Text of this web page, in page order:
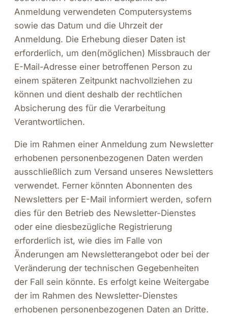
Anmeldung verwendeten Computersystems
sowie das Datum und die Uhrzeit der
Anmeldung. Die Erhebung dieser Daten ist
erforderlich, um den(möglichen) Missbrauch der
E-Mail-Adresse einer betroffenen Person zu
einem späteren Zeitpunkt nachvollziehen zu
können und dient deshalb der rechtlichen
Absicherung des für die Verarbeitung
Verantwortlichen.
Die im Rahmen einer Anmeldung zum Newsletter
erhobenen personenbezogenen Daten werden
ausschließlich zum Versand unseres Newsletters
verwendet. Ferner könnten Abonnenten des
Newsletters per E-Mail informiert werden, sofern
dies für den Betrieb des Newsletter-Dienstes
oder eine diesbezügliche Registrierung
erforderlich ist, wie dies im Falle von
Änderungen am Newsletterangebot oder bei der
Veränderung der technischen Gegebenheiten
der Fall sein könnte. Es erfolgt keine Weitergabe
der im Rahmen des Newsletter-Dienstes
erhobenen personenbezogenen Daten an Dritte.